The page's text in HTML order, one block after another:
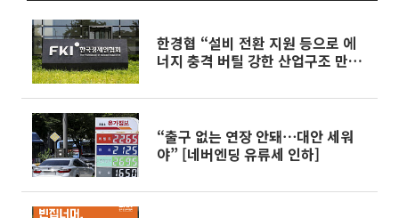
한경협 “설비 전환 지원 등으로 에
너지 충격 버틸 강한 산업구조 만들
“출구 없는 연장 안돼⋯대안 세워
야” [네버엔딩 유류세 인하]